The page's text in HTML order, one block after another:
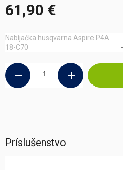
61,90 €
cena:
Nabíjačka husqvarna Aspire P4A
18-C70
Príslušenstvo